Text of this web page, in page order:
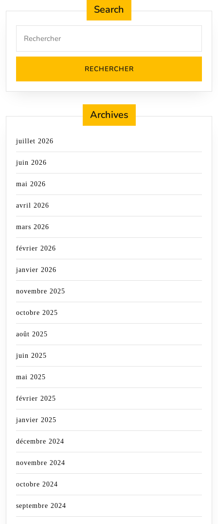
Search
for:
Archives
juillet 2026
juin 2026
mai 2026
avril 2026
mars 2026
février 2026
janvier 2026
novembre 2025
octobre 2025
août 2025
juin 2025
mai 2025
février 2025
janvier 2025
décembre 2024
novembre 2024
octobre 2024
septembre 2024